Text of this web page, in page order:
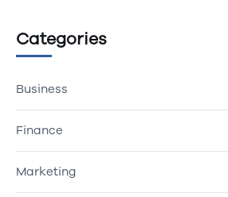
Categories
Business
Finance
Marketing